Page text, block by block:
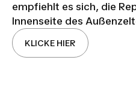
empfiehlt es sich, die
Innenseite des
KLICKE HIER